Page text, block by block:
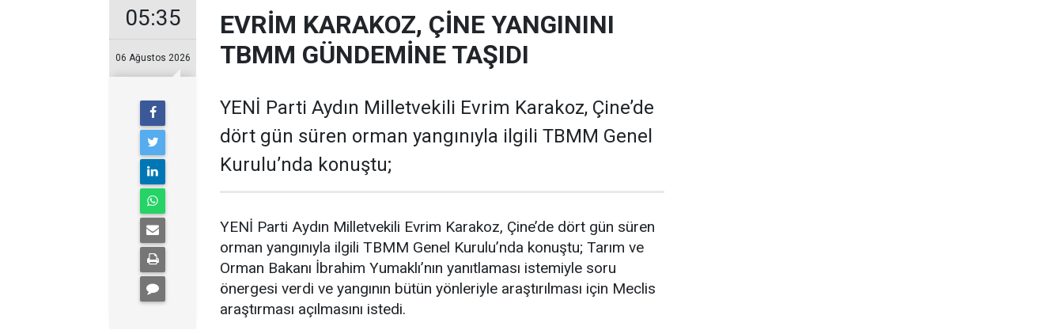
05:35
06 Ağustos 2026
EVRİM KARAKOZ, ÇİNE YANGININI
TBMM GÜNDEMİNE TAŞIDI
YENİ Parti Aydın Milletvekili Evrim Karakoz, Çine’de
dört gün süren orman yangınıyla ilgili TBMM Genel
Kurulu’nda konuştu;
YENİ Parti Aydın Milletvekili Evrim Karakoz, Çine’de dört gün süren
orman yangınıyla ilgili TBMM Genel Kurulu’nda konuştu; Tarım ve
Orman Bakanı İbrahim Yumaklı’nın yanıtlaması istemiyle soru
önergesi verdi ve yangının bütün yönleriyle araştırılması için Meclis
araştırması açılmasını istedi.